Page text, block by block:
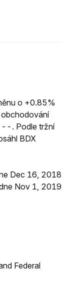
o +0.85%
--. Podle tržní
BDX
Dec 16, 2018
Nov 1, 2019
Federal